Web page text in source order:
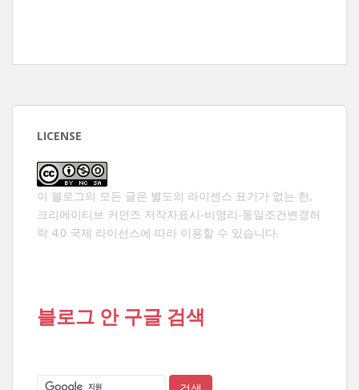
LICENSE
이 블로그의 모든 글은 별도의 라이센스 표기가 없는 한,
크리에이티브 커먼즈 저작자표시-비영리-동일조건변경허
락 4.0 국제 라이선스에 따라 이용할 수 있습니다.
블로그 안 구글 검색